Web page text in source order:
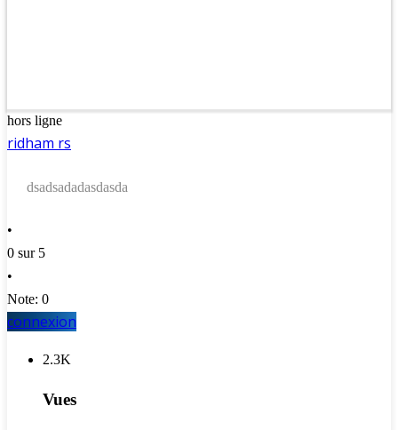
hors ligne
ridham rs
dsadsadadasdasda
•
0 sur 5
•
Note: 0
connexion
2.3K
Vues